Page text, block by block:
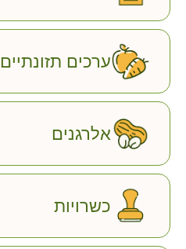
ערכים תזונתיים
אלרגנים
כשרויות